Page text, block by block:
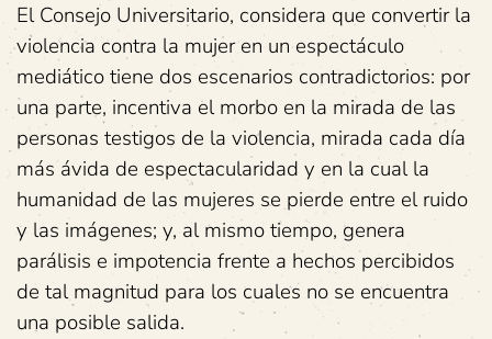
El Consejo Universitario, considera que convertir la
violencia contra la mujer en un espectáculo
mediático tiene dos escenarios contradictorios: por
una parte, incentiva el morbo en la mirada de las
personas testigos de la violencia, mirada cada día
más ávida de espectacularidad y en la cual la
humanidad de las mujeres se pierde entre el ruido
y las imágenes; y, al mismo tiempo, genera
parálisis e impotencia frente a hechos percibidos
de tal magnitud para los cuales no se encuentra
una posible salida.